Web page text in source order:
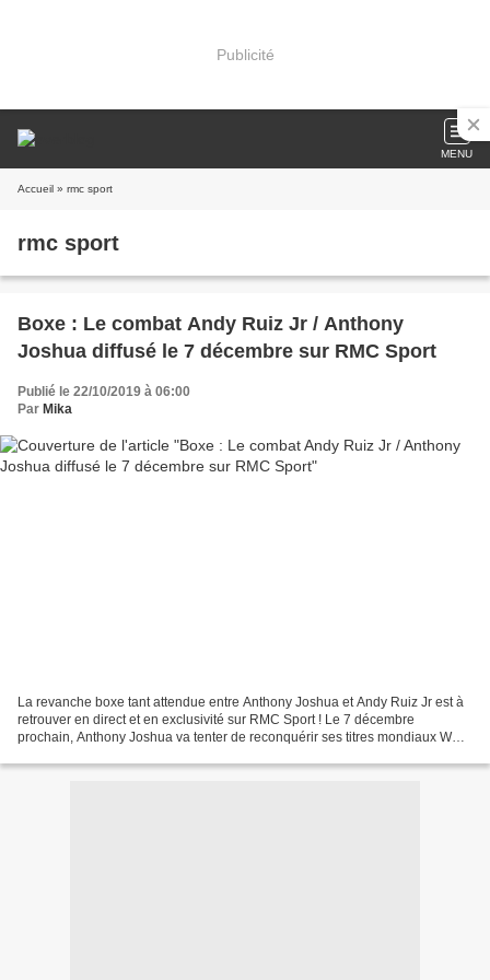
Publicité
MENU
Accueil » rmc sport
rmc sport
Boxe : Le combat Andy Ruiz Jr / Anthony
Joshua diffusé le 7 décembre sur RMC Sport
Publié le 22/10/2019 à 06:00
Par Mika
La revanche boxe tant attendue entre Anthony Joshua et Andy Ruiz Jr est à
retrouver en direct et en exclusivité sur RMC Sport ! Le 7 décembre
prochain, Anthony Joshua va tenter de reconquérir ses titres mondiaux WBA,